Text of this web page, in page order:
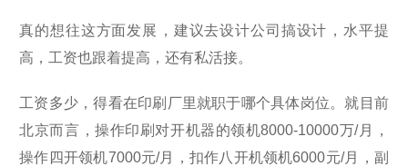
真的想往这方面发展，建议去设计公司搞设计，水平提
高，工资也跟着提高，还有私活接。
工资多少，得看在印刷厂里就职于哪个具体岗位。就目前
北京而言，操作印刷对开机器的领机8000-10000万/月，
操作四开领机7000元/月，扣作八开机领机6000元/月，副